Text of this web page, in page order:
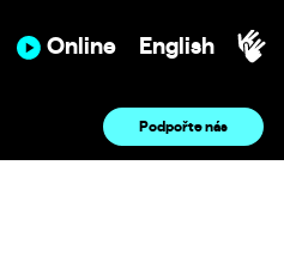
Online English
Podpořte nás